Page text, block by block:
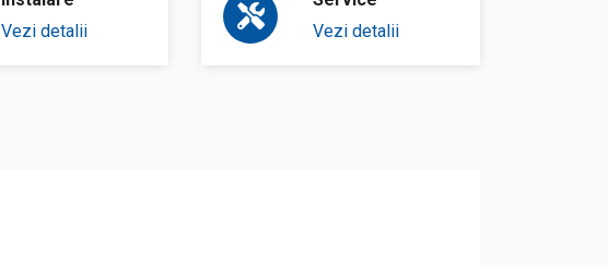
Vezi detalii
Vezi detalii